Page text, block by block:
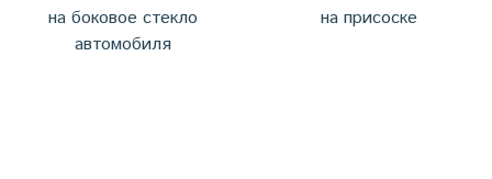
на боковое стекло
автомобиля
на присоске